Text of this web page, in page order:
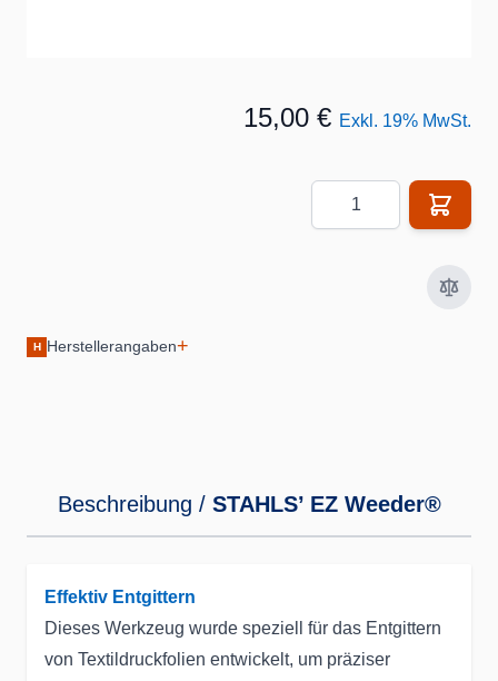
15,00 € Exkl. 19% MwSt.
H Herstellerangaben+
Beschreibung / STAHLS’ EZ Weeder®
Effektiv Entgittern
Dieses Werkzeug wurde speziell für das Entgittern
von Textildruckfolien entwickelt, um präziser